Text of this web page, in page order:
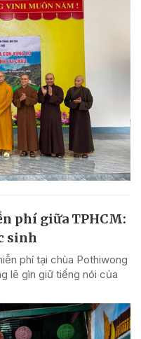
phí giữa TPHCM:
sinh
phí tại chùa Pothiwong
lẽ gìn giữ tiếng nói của